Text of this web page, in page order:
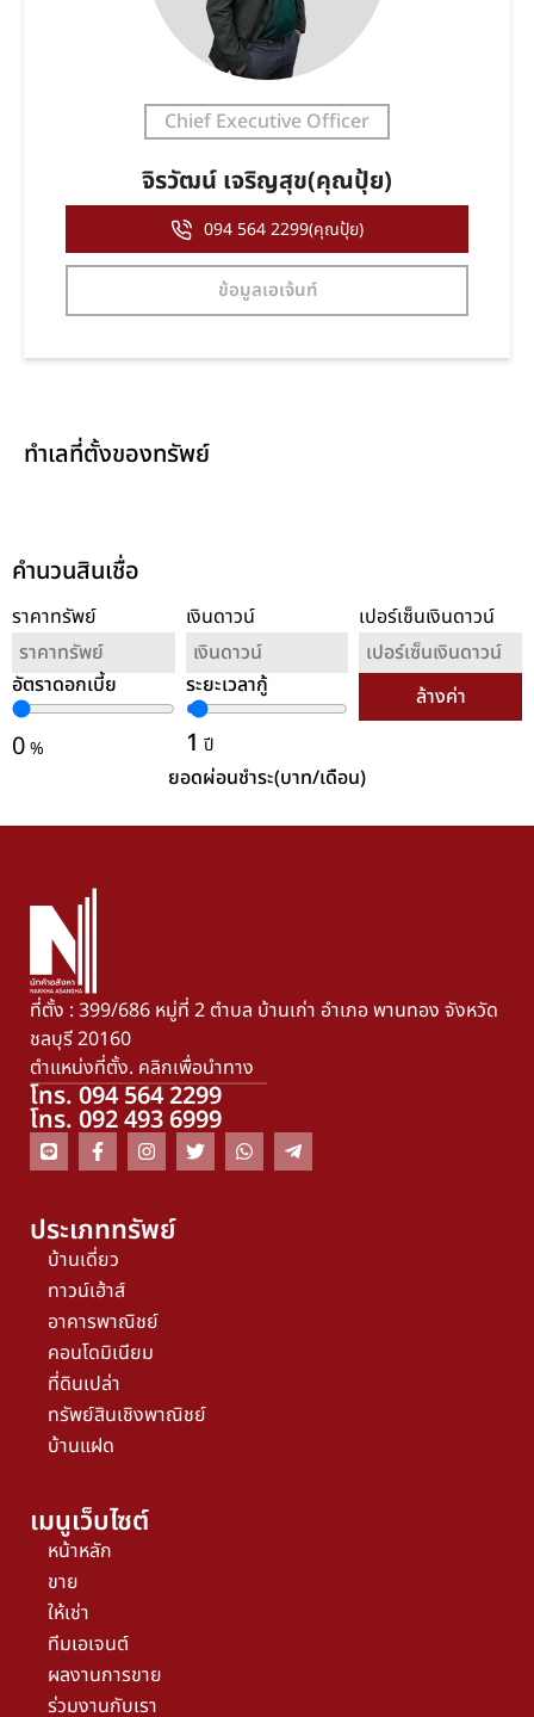
Chief Executive Officer
จิรวัฒน์ เจริญสุข(คุณปุ้ย)
094 564 2299(คุณปุ้ย)
ข้อมูลเอเจ้นท์
ทำเลที่ตั้งของทรัพย์
คำนวนสินเชื่อ
ราคาทรัพย์ เงินดาวน์ เปอร์เซ็นเงินดาวน์
อัตราดอกเบี้ย
0%
ระยะเวลากู้
1 ปี
ล้างค่า
ยอดผ่อนชำระ(บาท/เดือน)
ที่ตั้ง : 399/686 หมู่ที่ 2 ตำบล บ้านเก่า อำเภอ พานทอง จังหวัด
ชลบุรี 20160
ตำแหน่งที่ตั้ง. คลิกเพื่อนำทาง
โทร. 094 564 2299
โทร. 092 493 6999
ประเภททรัพย์
บ้านเดี่ยว
ทาวน์เฮ้าส์
อาคารพาณิชย์
คอนโดมิเนียม
ที่ดินเปล่า
ทรัพย์สินเชิงพาณิชย์
บ้านแฝด
เมนูเว็บไซต์
หน้าหลัก
ขาย
ให้เช่า
ทีมเอเจนต์
ผลงานการขาย
ร่วมงานกับเรา